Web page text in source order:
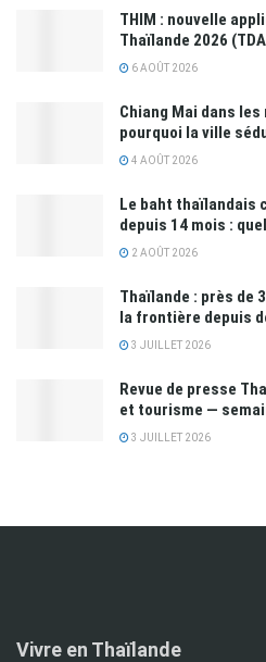
THIM : nouvelle
Thaïlande 2026
6 AOÛT 2026
Chiang Mai dans
pourquoi la ville
4 AOÛT 2026
Le baht thaïlandais
depuis 14 mois :
2 AOÛT 2026
Thaïlande : près de
la frontière depuis
3 JUILLET 2026
Revue de presse
et tourisme —
3 JUILLET 2026
Vivre en Thaïlande